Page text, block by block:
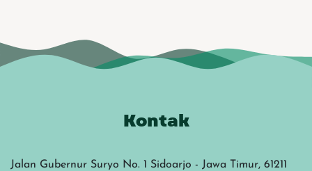
Kontak
Jalan Gubernur Suryo No. 1 Sidoarjo - Jawa Timur, 61211